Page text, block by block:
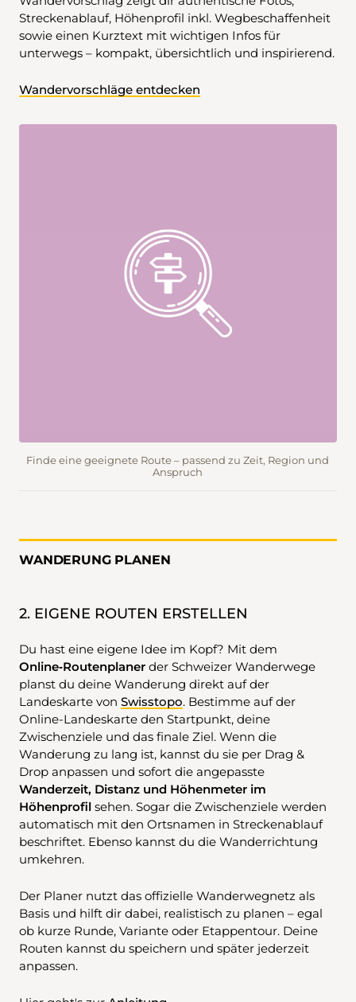
Streckenablauf, Höhenprofil inkl. Wegbeschaffenheit
sowie einen Kurztext mit wichtigen Infos für
unterwegs – kompakt, übersichtlich und inspirierend.
Wandervorschläge entdecken
Finde eine geeignete Route – passend zu Zeit, Region und
Anspruch
WANDERUNG PLANEN
2. EIGENE ROUTEN ERSTELLEN
Du hast eine eigene Idee im Kopf? Mit dem
Online‑Routenplaner der Schweizer Wanderwege
planst du deine Wanderung direkt auf der
Landeskarte von Swisstopo. Bestimme auf der
Online-Landeskarte den Startpunkt, deine
Zwischenziele und das finale Ziel. Wenn die
Wanderung zu lang ist, kannst du sie per Drag &
Drop anpassen und sofort die angepasste
Wanderzeit, Distanz und Höhenmeter im
Höhenprofil sehen. Sogar die Zwischenziele werden
automatisch mit den Ortsnamen in Streckenablauf
beschriftet. Ebenso kannst du die Wanderrichtung
umkehren.
Der Planer nutzt das offizielle Wanderwegnetz als
Basis und hilft dir dabei, realistisch zu planen – egal
ob kurze Runde, Variante oder Etappentour. Deine
Routen kannst du speichern und später jederzeit
anpassen.